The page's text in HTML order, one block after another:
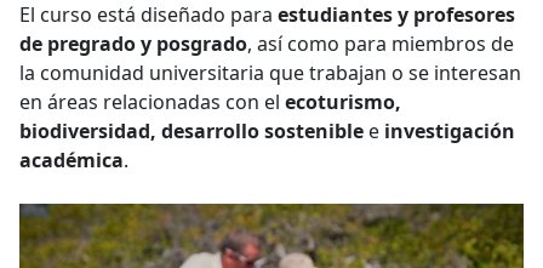
El curso está diseñado para estudiantes y profesores
de pregrado y posgrado, así como para miembros de
la comunidad universitaria que trabajan o se interesan
en áreas relacionadas con el ecoturismo,
biodiversidad, desarrollo sostenible e investigación
académica.